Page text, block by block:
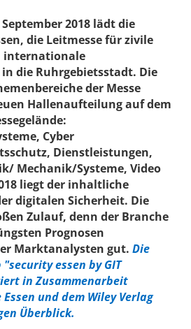
September 2018 lädt die
die Leitmesse für zivile
internationale
die Ruhrgebietsstadt. Die
der Messe
Hallenaufteilung auf dem
Cyber
Dienstleistungen,
Mechanik/Systeme, Video
liegt der inhaltliche
digitalen Sicherheit. Die
Zulauf, denn der Branche
Prognosen
Marktanalysten gut. Die
essen by GIT
in Zusammenarbeit
und dem Wiley Verlag
Überblick.